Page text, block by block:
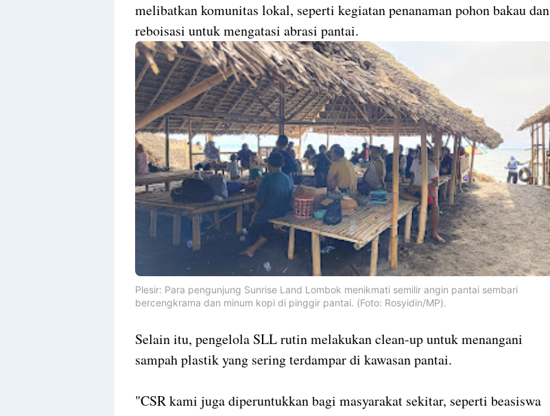
melibatkan komunitas lokal, seperti kegiatan penanaman pohon bakau dan
reboisasi untuk mengatasi abrasi pantai.
Plesir: Para pengunjung Sunrise Land Lombok menikmati semilir angin pantai sembari
bercengkrama dan minum kopi di pinggir pantai. (Foto: Rosyidin/MP).
Selain itu, pengelola SLL rutin melakukan clean-up untuk menangani
sampah plastik yang sering terdampar di kawasan pantai.
"CSR kami juga diperuntukkan bagi masyarakat sekitar, seperti beasiswa